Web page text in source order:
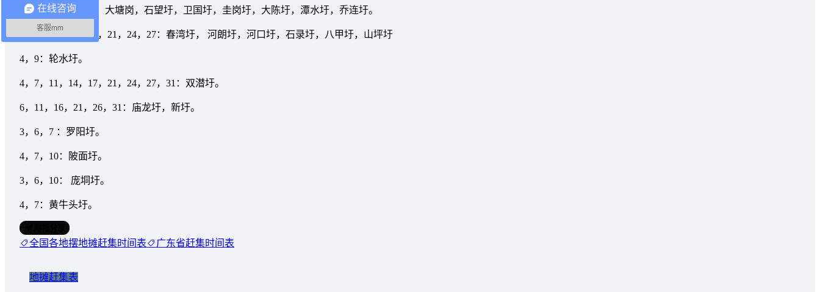
3，6，9：春城圩， 大塘岗，石望圩，卫国圩，圭岗圩，大陈圩，潭水圩，乔连圩。
4，7，11，14，17，21，24，27：春湾圩， 河朗圩，河口圩，石录圩，八甲圩，山坪圩
4，9：轮水圩。
4，7，11，14，17，21，24，27，31：双潜圩。
6，11，16，21，26，31：庙龙圩，新圩。
3，6，7 ：罗阳圩。
4，7，10：陂面圩。
3，6，10： 庞垌圩。
4，7：黄牛头圩。
全国各地摆地摊赶集时间表 广东省赶集时间表
地摊赶集表
在线咨询
客服mm